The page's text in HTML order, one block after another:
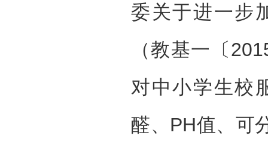
委关于进一步
（教基一〔
对中小学生校
醛、PH值、可